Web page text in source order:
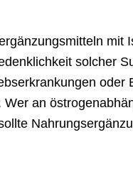
mit
solcher
oder
an